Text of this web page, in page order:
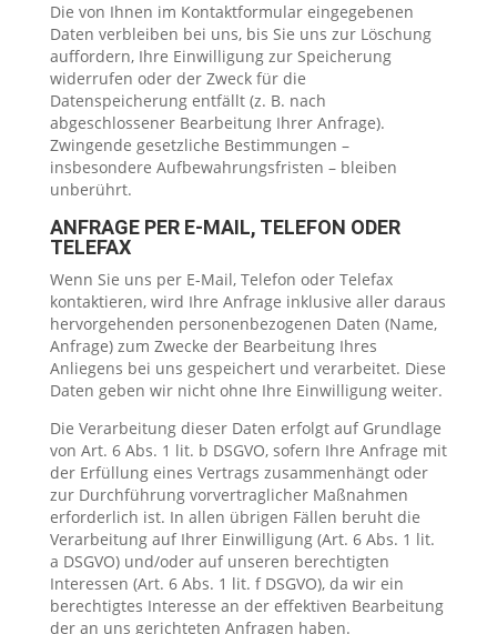
Die von Ihnen im Kontaktformular eingegebenen
Daten verbleiben bei uns, bis Sie uns zur Löschung
auffordern, Ihre Einwilligung zur Speicherung
widerrufen oder der Zweck für die
Datenspeicherung entfällt (z. B. nach
abgeschlossener Bearbeitung Ihrer Anfrage).
Zwingende gesetzliche Bestimmungen –
insbesondere Aufbewahrungsfristen – bleiben
unberührt.
ANFRAGE PER E-MAIL, TELEFON ODER
TELEFAX
Wenn Sie uns per E-Mail, Telefon oder Telefax
kontaktieren, wird Ihre Anfrage inklusive aller daraus
hervorgehenden personenbezogenen Daten (Name,
Anfrage) zum Zwecke der Bearbeitung Ihres
Anliegens bei uns gespeichert und verarbeitet. Diese
Daten geben wir nicht ohne Ihre Einwilligung weiter.
Die Verarbeitung dieser Daten erfolgt auf Grundlage
von Art. 6 Abs. 1 lit. b DSGVO, sofern Ihre Anfrage mit
der Erfüllung eines Vertrags zusammenhängt oder
zur Durchführung vorvertraglicher Maßnahmen
erforderlich ist. In allen übrigen Fällen beruht die
Verarbeitung auf Ihrer Einwilligung (Art. 6 Abs. 1 lit.
a DSGVO) und/oder auf unseren berechtigten
Interessen (Art. 6 Abs. 1 lit. f DSGVO), da wir ein
berechtigtes Interesse an der effektiven Bearbeitung
der an uns gerichteten Anfragen haben.